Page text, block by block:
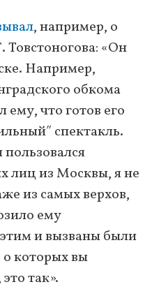
, например, о
Товстоногова: «Он
Например,
обкома
что готов его
спектакль.
лиц из Москвы, я не
из самых верхов,
ему
и вызваны были
которых вы
так».